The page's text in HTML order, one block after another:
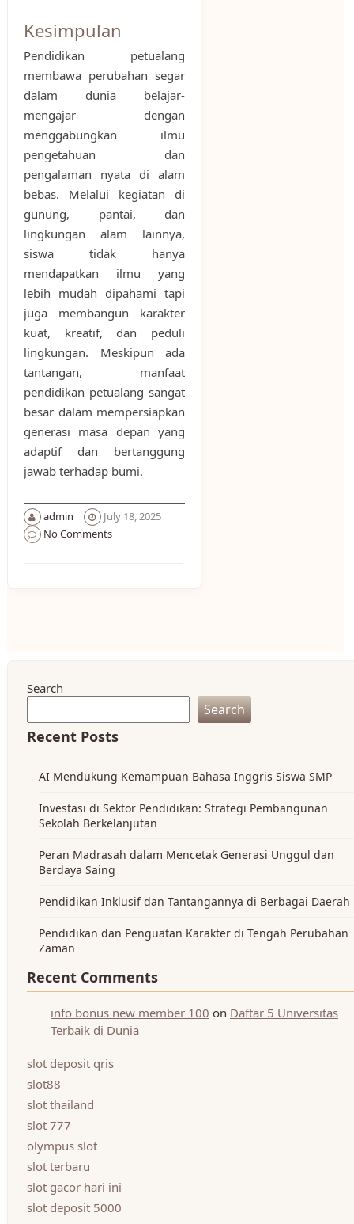
Kesimpulan
Pendidikan petualang
membawa perubahan segar
dalam dunia belajar-
mengajar dengan
menggabungkan ilmu
pengetahuan dan
pengalaman nyata di alam
bebas. Melalui kegiatan di
gunung, pantai, dan
lingkungan alam lainnya,
siswa tidak hanya
mendapatkan ilmu yang
lebih mudah dipahami tapi
juga membangun karakter
kuat, kreatif, dan peduli
lingkungan. Meskipun ada
tantangan, manfaat
pendidikan petualang sangat
besar dalam mempersiapkan
generasi masa depan yang
adaptif dan bertanggung
jawab terhadap bumi.
admin
July 18, 2025
No Comments
Search
Search
Recent Posts
AI Mendukung Kemampuan Bahasa Inggris Siswa SMP
Investasi di Sektor Pendidikan: Strategi Pembangunan
Sekolah Berkelanjutan
Peran Madrasah dalam Mencetak Generasi Unggul dan
Berdaya Saing
Pendidikan Inklusif dan Tantangannya di Berbagai Daerah
Pendidikan dan Penguatan Karakter di Tengah Perubahan
Zaman
Recent Comments
info bonus new member 100 on Daftar 5 Universitas
Terbaik di Dunia
slot deposit qris
slot88
slot thailand
slot 777
olympus slot
slot terbaru
slot gacor hari ini
slot deposit 5000